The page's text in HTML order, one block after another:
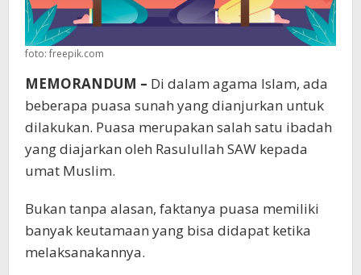
foto: freepik.com
MEMORANDUM – Di dalam agama Islam, ada
beberapa puasa sunah yang dianjurkan untuk
dilakukan. Puasa merupakan salah satu ibadah
yang diajarkan oleh Rasulullah SAW kepada
umat Muslim.
Bukan tanpa alasan, faktanya puasa memiliki
banyak keutamaan yang bisa didapat ketika
melaksanakannya.